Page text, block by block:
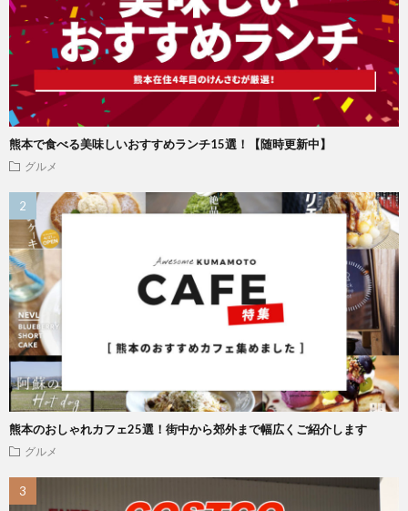
熊本で食べる美味しいおすすめランチ15選！【随時更新中】
グルメ
熊本のおしゃれカフェ25選！街中から郊外まで幅広くご紹介します
グルメ